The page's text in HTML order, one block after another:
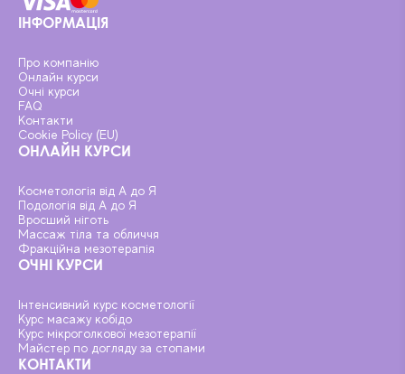
ІНФОРМАЦІЯ
Про компанію
Онлайн курси
Очні курси
FAQ
Контакти
Cookie Policy (EU)
ОНЛАЙН КУРСИ
Косметологія від А до Я
Подологія від А до Я
Вросший ніготь
Массаж тіла та обличчя
Фракційна мезотерапія
ОЧНІ КУРСИ
Інтенсивний курс косметології
Курс масажу кобідо
Курс мікроголкової мезотерапії
Майстер по догляду за стопами
КОНТАКТИ